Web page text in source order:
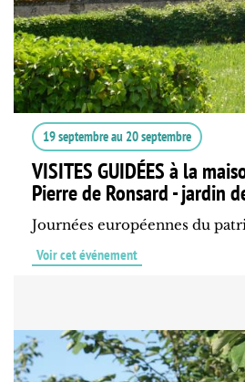
19 septembreau 20 septembre
VISITES GUIDÉES à la
Pierre de Ronsard - jardin
Journées européennes du
Voir cet événement